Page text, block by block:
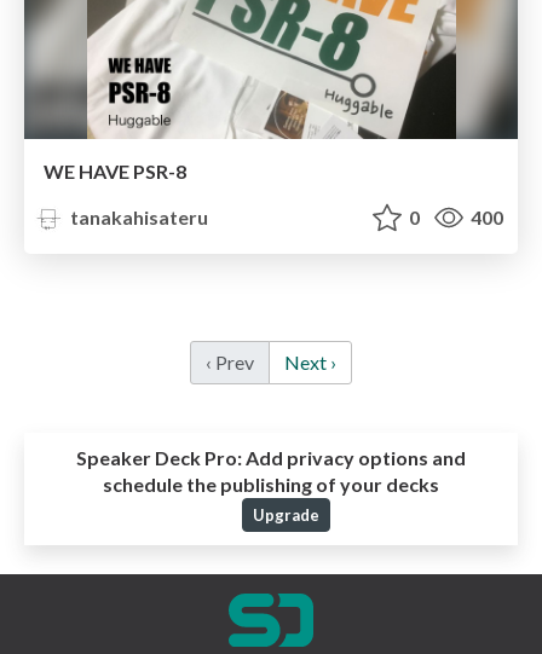
WE HAVE PSR-8
tanakahisateru
0 400
‹ Prev Next ›
Speaker Deck Pro:Add privacy options and
schedule the publishing of your decks
Upgrade